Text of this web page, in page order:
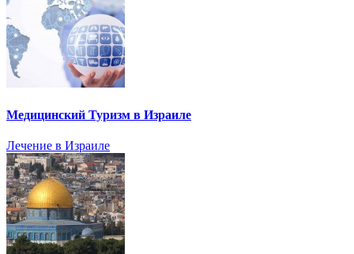
Медицинский Туризм в Израиле
Лечение в Израиле